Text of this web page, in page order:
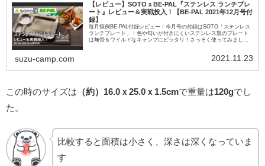
【レビュー】SOTOｘBE-PAL『ステンレス ランチプレ
ート』レビュー＆実戦投入！【BE-PAL 2021年12月号付
録】
毎月恒例BE-PAL付録レビュー！今月号の付録はSOTO「ステンレス
ランチプレート」！色や匂いが付きにくいステンレス製のプレート
は無骨＆ワイルドなキャンプにピッタリ！さっそく使ってみまし
suzu-camp.com 2021.11.23
この時のサイズは （約）16.0ｘ25.0ｘ1.5cmで重量は120gでし
た。
比較すると面積は小さく、深さは深くなっていま
す